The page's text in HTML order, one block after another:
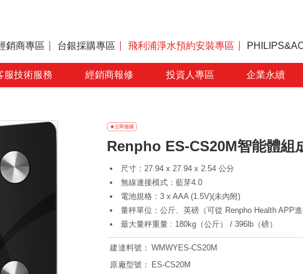
銷商專區 台銀採購專區 飛利浦淨水預約安裝專區
服技術服務 經銷商報修 投資人專區 企業永續
Renpho ES-CS20M智能體組
尺寸：27.94 x 27.94 x 2.54 公分
無線連接模式：藍芽4.0
電池規格：3 x AAA (1.5V)(未內附)
量秤單位：公斤、英磅（可從 Renpho Health APP
最大量秤重量 : 180kg（公斤） / 396lb（磅）
建達料號： WMWYES-CS20M
原廠型號：
ES-CS20M